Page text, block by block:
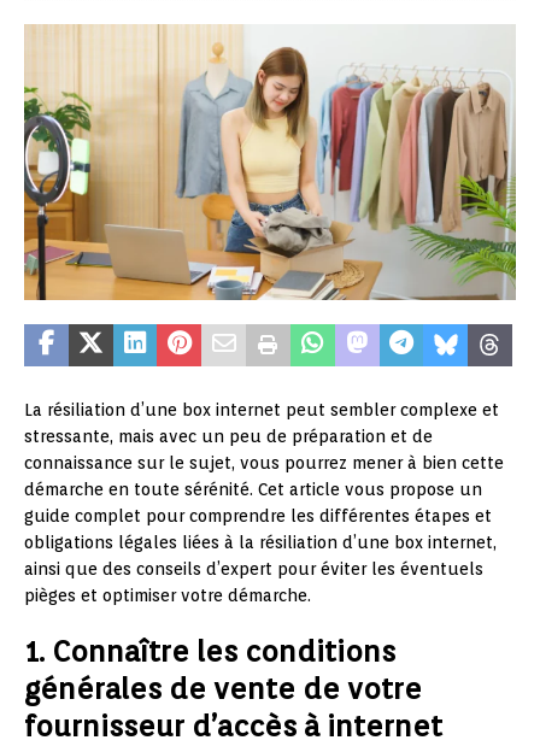
La résiliation d’une box internet peut sembler complexe et
stressante, mais avec un peu de préparation et de
connaissance sur le sujet, vous pourrez mener à bien cette
démarche en toute sérénité. Cet article vous propose un
guide complet pour comprendre les différentes étapes et
obligations légales liées à la résiliation d’une box internet,
ainsi que des conseils d’expert pour éviter les éventuels
pièges et optimiser votre démarche.
1. Connaître les conditions
générales de vente de votre
fournisseur d’accès à internet